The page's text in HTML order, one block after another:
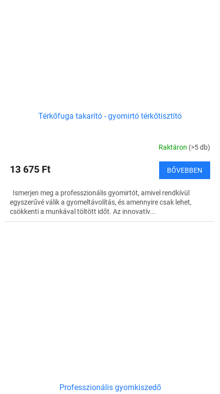
Térkőfuga takarító - gyomirtó térkőtisztító
Raktáron (>5 db)
13 675 Ft BŐVEBBEN
Ismerjen meg a professzionális gyomirtót, amivel rendkívül
egyszerűvé válik a gyomeltávolítás, és amennyire csak lehet,
csökkenti a munkával töltött időt. Az innovatív...
Professzionális gyomkiszedő